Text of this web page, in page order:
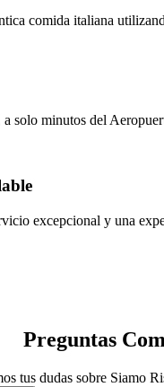
comida italiana
solo minutos del
excepcional y una
Preguntas
tus dudas sobre Siamo